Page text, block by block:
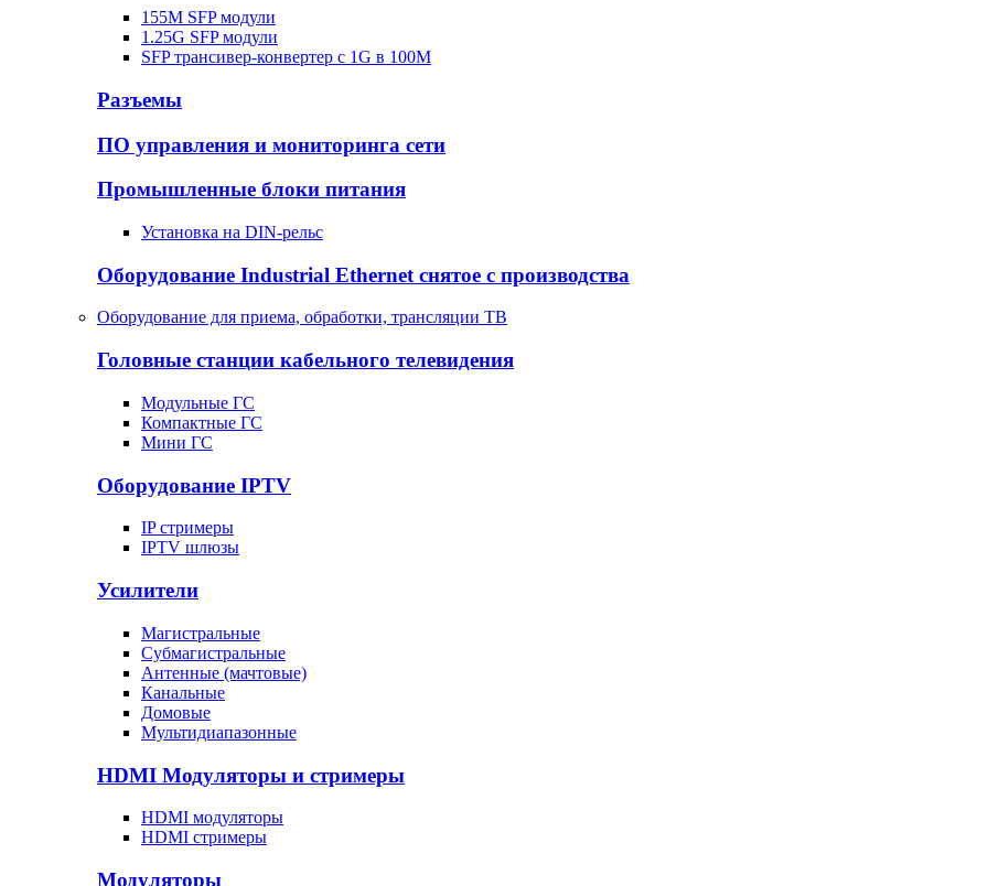
155M SFP модули
1.25G SFP модули
SFP трансивер-конвертер с 1G в 100М
Разъемы
ПО управления и мониторинга сети
Промышленные блоки питания
Установка на DIN-рельс
Оборудование Industrial Ethernet снятое с производства
Оборудование для приема, обработки, трансляции ТВ
Головные станции кабельного телевидения
Модульные ГС
Компактные ГС
Мини ГС
Оборудование IPTV
IP стримеры
IPTV шлюзы
Усилители
Магистральные
Субмагистральные
Антенные (мачтовые)
Канальные
Домовые
Мультидиапазонные
HDMI Модуляторы и стримеры
HDMI модуляторы
HDMI стримеры
Модуляторы